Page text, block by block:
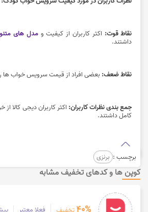
نقاط قوت: اکثر کاربران از کیفیت ومدل های
داشتند.
نقاط ضعف: بعضی افراد از قیمت سرویس خواب ها
جمع بندی نظرات کاربران: اکثر کاربراندیجی کالا از
کامل داشتند.
برچسب : برنزی
کوپن ها و کدهای تخفیف مشابه
40% تخفیف فعلا معتبر